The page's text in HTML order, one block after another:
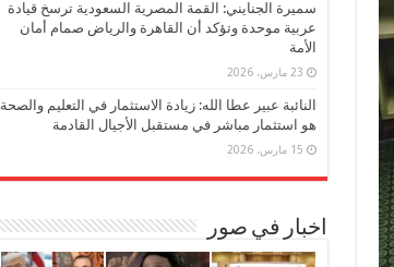
سميرة الجنايني: القمة المصرية السعودية ترسخ قيادة
عربية موحدة وتؤكد أن القاهرة والرياض صمام أمان
الأمة
23 مارس، 2026
النائبة عبير عطا الله: زيادة الاستثمار في التعليم والصحة
هو استثمار مباشر في مستقبل الأجيال القادمة
15 مارس، 2026
اخبار في صور